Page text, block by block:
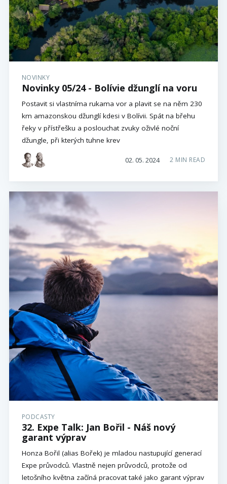
NOVINKY
Novinky 05/24 - Bolívie džunglí na voru
Postavit si vlastníma rukama vor a plavit se na něm 230
km amazonskou džunglí kdesi v Bolívii. Spát na břehu
řeky v přístřešku a poslouchat zvuky oživlé noční
džungle, při kterých tuhne krev
02. 05. 2024 2 MIN READ
PODCASTY
32. Expe Talk: Jan Bořil - Náš nový
garant výprav
Honza Bořil (alias Bořek) je mladou nastupující generací
Expe průvodců. Vlastně nejen průvodců, protože od
letošního května začíná pracovat také jako garant výprav